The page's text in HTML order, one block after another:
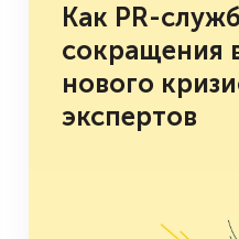
Как PR-
сокращения
нового
экспертов